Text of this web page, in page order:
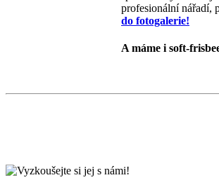
profesionální nářadí,
do fotogalerie!
A máme i soft-